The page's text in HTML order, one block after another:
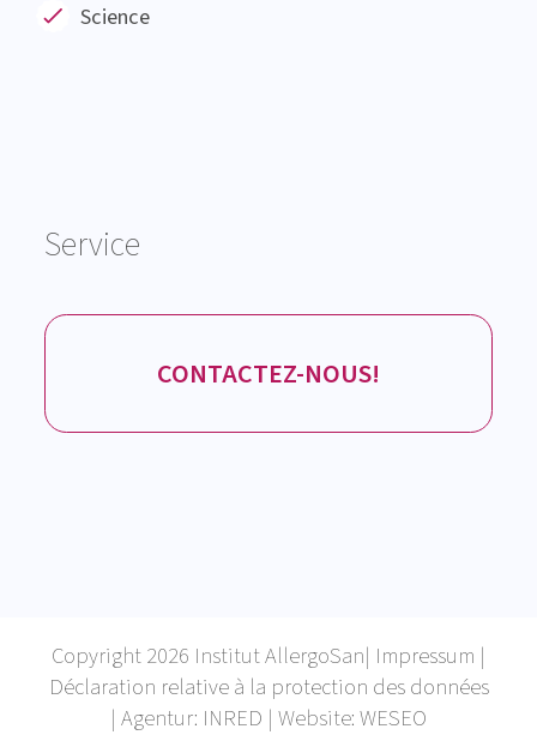
Science
Service
CONTACTEZ-NOUS!
Copyright 2026 Institut AllergoSan| Impressum |
Déclaration relative à la protection des données
| Agentur: INRED | Website:WESEO